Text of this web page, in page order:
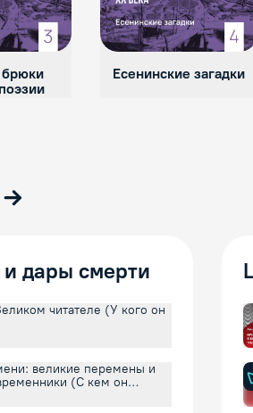
Есенинские загадки
дары смерти
читателе (У кого он
великие перемены и
(С кем он